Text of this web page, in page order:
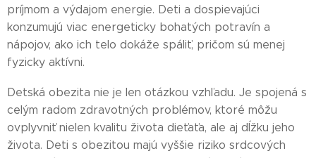
príjmom a výdajom energie. Deti a dospievajúci
konzumujú viac energeticky bohatých potravín a
nápojov, ako ich telo dokáže spáliť, pričom sú menej
fyzicky aktívni.
Detská obezita nie je len otázkou vzhľadu. Je spojená s
celým radom zdravotných problémov, ktoré môžu
ovplyvniť nielen kvalitu života dieťaťa, ale aj dĺžku jeho
života. Deti s obezitou majú vyššie riziko srdcových